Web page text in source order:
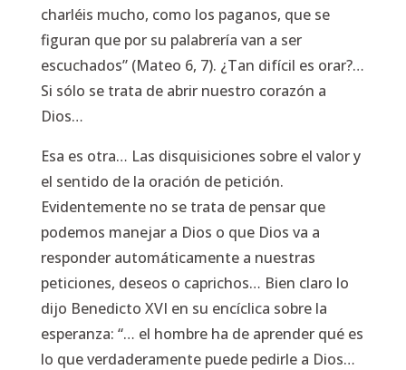
charléis mucho, como los paganos, que se
figuran que por su palabrería van a ser
escuchados” (Mateo 6, 7). ¿Tan difícil es orar?…
Si sólo se trata de abrir nuestro corazón a
Dios…
Esa es otra… Las disquisiciones sobre el valor y
el sentido de la oración de petición.
Evidentemente no se trata de pensar que
podemos manejar a Dios o que Dios va a
responder automáticamente a nuestras
peticiones, deseos o caprichos… Bien claro lo
dijo Benedicto XVI en su encíclica sobre la
esperanza: “… el hombre ha de aprender qué es
lo que verdaderamente puede pedirle a Dios…